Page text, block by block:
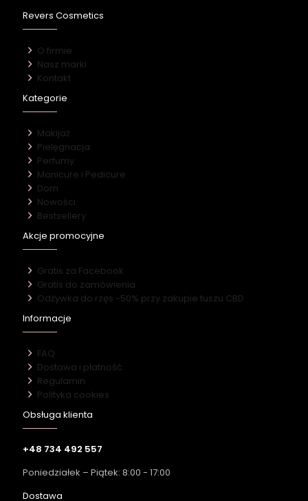
Revers Cosmetics
O firmie
Nasz marki
Kontakt
Kategorie
Makijaż
Pielęgnacja
Perfumy
Manicure i Pedicure
Dom
Nowości
Bestsellery
Akcje promocyjne
Gratis za Facebook
Gratis do zamówienia
Odżywka do rzęs -50% przy zakupie tuszu CBD
Informacje
FAQ
Dostawa i płatność
Regulamin
Polityka cookies
Obsługa klienta
+48 734 492 557
Poniedziałek – Piątek: 8:00 - 17:00
Dostawa